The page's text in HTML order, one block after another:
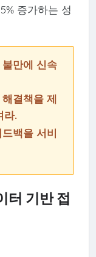
증가하는 성
만에 신속
결책을 제
라.
백을 서비
터 기반 접